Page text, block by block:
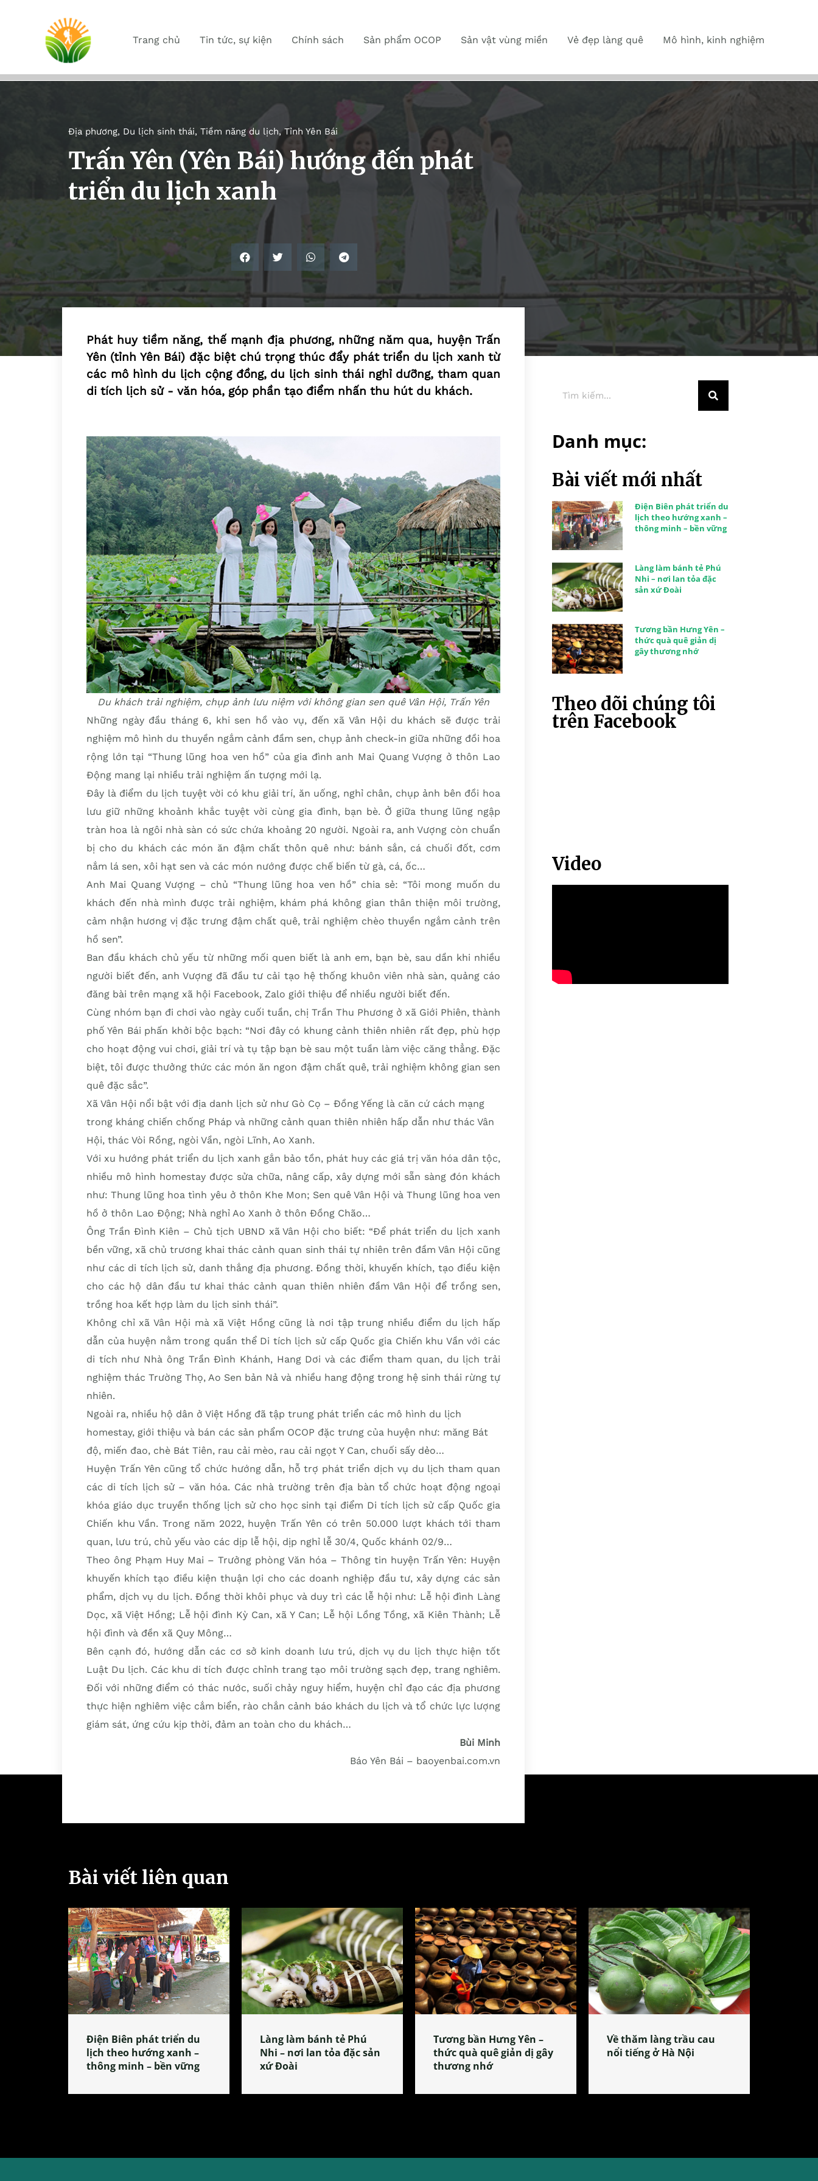
Trang chủ Tin tức, sự kiện Chính sách Sản phẩm OCOP Sản vật vùng miền Vẻ đẹp làng quê Mô hình, kinh nghiệm
Địa phương, Du lịch sinh thái, Tiềm năng du lịch,Tỉnh Yên Bái
Trấn Yên (Yên Bái) hướng đến phát
triển du lịch xanh
Phát huy tiềm năng, thế mạnh địa phương, những năm qua, huyện Trấn
Yên (tỉnh Yên Bái) đặc biệt chú trọng thúc đẩy phát triển du lịch xanh từ
các mô hình du lịch cộng đồng, du lịch sinh thái nghỉ dưỡng, tham quan
di tích lịch sử - văn hóa, góp phần tạo điểm nhấn thu hút du khách.
Du khách trải nghiệm, chụp ảnh lưu niệm với không gian sen quê Vân Hội, Trấn Yên
Những ngày đầu tháng 6, khi sen hồ vào vụ, đến xã Vân Hội du khách sẽ được trải
nghiệm mô hình du thuyền ngắm cảnh đầm sen, chụp ảnh check-in giữa những đồi hoa
rộng lớn tại “Thung lũng hoa ven hồ” của gia đình anh Mai Quang Vượng ở thôn Lao
Động mang lại nhiều trải nghiệm ấn tượng mới lạ.
Đây là điểm du lịch tuyệt vời có khu giải trí, ăn uống, nghỉ chân, chụp ảnh bên đồi hoa
lưu giữ những khoảnh khắc tuyệt vời cùng gia đình, bạn bè. Ở giữa thung lũng ngập
tràn hoa là ngôi nhà sàn có sức chứa khoảng 20 người. Ngoài ra, anh Vượng còn chuẩn
bị cho du khách các món ăn đậm chất thôn quê như: bánh sắn, cá chuối đốt, cơm
nắm lá sen, xôi hạt sen và các món nướng được chế biến từ gà, cá, ốc…
Anh Mai Quang Vượng – chủ “Thung lũng hoa ven hồ” chia sẻ: “Tôi mong muốn du
khách đến nhà mình được trải nghiệm, khám phá không gian thân thiện môi trường,
cảm nhận hương vị đặc trưng đậm chất quê, trải nghiệm chèo thuyền ngắm cảnh trên
hồ sen”.
Ban đầu khách chủ yếu từ những mối quen biết là anh em, bạn bè, sau dần khi nhiều
người biết đến, anh Vượng đã đầu tư cải tạo hệ thống khuôn viên nhà sàn, quảng cáo
đăng bài trên mạng xã hội Facebook, Zalo giới thiệu để nhiều người biết đến.
Cùng nhóm bạn đi chơi vào ngày cuối tuần, chị Trần Thu Phương ở xã Giới Phiên, thành
phố Yên Bái phấn khởi bộc bạch: “Nơi đây có khung cảnh thiên nhiên rất đẹp, phù hợp
cho hoạt động vui chơi, giải trí và tụ tập bạn bè sau một tuần làm việc căng thẳng. Đặc
biệt, tôi được thưởng thức các món ăn ngon đậm chất quê, trải nghiệm không gian sen
quê đặc sắc”.
Xã Vân Hội nổi bật với địa danh lịch sử như Gò Cọ – Đồng Yếng là căn cứ cách mạng
trong kháng chiến chống Pháp và những cảnh quan thiên nhiên hấp dẫn như thác Vân
Hội, thác Vòi Rồng, ngòi Vần, ngòi Lĩnh, Ao Xanh.
Với xu hướng phát triển du lịch xanh gắn bảo tồn, phát huy các giá trị văn hóa dân tộc,
nhiều mô hình homestay được sửa chữa, nâng cấp, xây dựng mới sẵn sàng đón khách
như: Thung lũng hoa tình yêu ở thôn Khe Mon; Sen quê Vân Hội và Thung lũng hoa ven
hồ ở thôn Lao Động; Nhà nghỉ Ao Xanh ở thôn Đồng Chão…
Ông Trần Đình Kiên – Chủ tịch UBND xã Vân Hội cho biết: “Để phát triển du lịch xanh
bền vững, xã chủ trương khai thác cảnh quan sinh thái tự nhiên trên đầm Vân Hội cũng
như các di tích lịch sử, danh thắng địa phương. Đồng thời, khuyến khích, tạo điều kiện
cho các hộ dân đầu tư khai thác cảnh quan thiên nhiên đầm Vân Hội để trồng sen,
trồng hoa kết hợp làm du lịch sinh thái”.
Không chỉ xã Vân Hội mà xã Việt Hồng cũng là nơi tập trung nhiều điểm du lịch hấp
dẫn của huyện nằm trong quần thể Di tích lịch sử cấp Quốc gia Chiến khu Vần với các
di tích như Nhà ông Trần Đình Khánh, Hang Dơi và các điểm tham quan, du lịch trải
nghiệm thác Trường Thọ, Ao Sen bản Nả và nhiều hang động trong hệ sinh thái rừng tự
nhiên.
Ngoài ra, nhiều hộ dân ở Việt Hồng đã tập trung phát triển các mô hình du lịch
homestay, giới thiệu và bán các sản phẩm OCOP đặc trưng của huyện như: măng Bát
độ, miến đao, chè Bát Tiên, rau cải mèo, rau cải ngọt Y Can, chuối sấy dẻo…
Huyện Trấn Yên cũng tổ chức hướng dẫn, hỗ trợ phát triển dịch vụ du lịch tham quan
các di tích lịch sử – văn hóa. Các nhà trường trên địa bàn tổ chức hoạt động ngoại
khóa giáo dục truyền thống lịch sử cho học sinh tại điểm Di tích lịch sử cấp Quốc gia
Chiến khu Vần. Trong năm 2022, huyện Trấn Yên có trên 50.000 lượt khách tới tham
quan, lưu trú, chủ yếu vào các dịp lễ hội, dịp nghỉ lễ 30/4, Quốc khánh 02/9…
Theo ông Phạm Huy Mai – Trưởng phòng Văn hóa – Thông tin huyện Trấn Yên: Huyện
khuyến khích tạo điều kiện thuận lợi cho các doanh nghiệp đầu tư, xây dựng các sản
phẩm, dịch vụ du lịch. Đồng thời khôi phục và duy trì các lễ hội như: Lễ hội đình Làng
Dọc, xã Việt Hồng; Lễ hội đình Kỳ Can, xã Y Can; Lễ hội Lồng Tồng, xã Kiên Thành; Lễ
hội đình và đền xã Quy Mông…
Bên cạnh đó, hướng dẫn các cơ sở kinh doanh lưu trú, dịch vụ du lịch thực hiện tốt
Luật Du lịch. Các khu di tích được chỉnh trang tạo môi trường sạch đẹp, trang nghiêm.
Đối với những điểm có thác nước, suối chảy nguy hiểm, huyện chỉ đạo các địa phương
thực hiện nghiêm việc cắm biển, rào chắn cảnh báo khách du lịch và tổ chức lực lượng
giám sát, ứng cứu kịp thời, đảm an toàn cho du khách…
Bùi Minh
Báo Yên Bái – baoyenbai.com.vn
Danh mục:
Bài viết mới nhất
Điện Biên phát triển du
lịch theo hướng xanh –
thông minh – bền vững
Làng làm bánh tẻ Phú
Nhi – nơi lan tỏa đặc
sản xứ Đoài
Tương bần Hưng Yên –
thức quà quê giản dị
gây thương nhớ
Theo dõi chúng tôi
trên Facebook
Video
Bài viết liên quan
Điện Biên phát triển du
lịch theo hướng xanh –
thông minh – bền vững
Làng làm bánh tẻ Phú
Nhi – nơi lan tỏa đặc sản
xứ Đoài
Tương bần Hưng Yên –
thức quà quê giản dị gây
thương nhớ
Về thăm làng trầu cau
nổi tiếng ở Hà Nội